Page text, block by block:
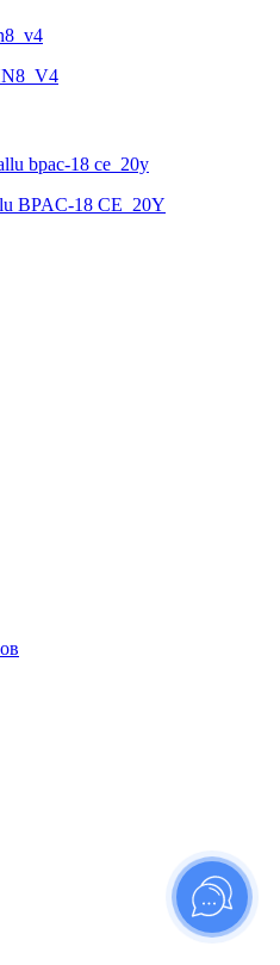
BPAC-18 CE_20Y